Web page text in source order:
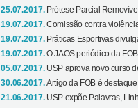
25.07.2017. Prótese Parcial
19.07.2017.Comissão contra
19.07.2017. Práticas Esportivas
19.07.2017.O JAOS periódico da
05.07.2017. USP aprova novo curso
30.06.2017.Artigo da FOB é
21.06.2017. USP expõe Palavras,